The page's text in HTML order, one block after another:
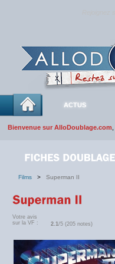
ACTUS
Bienvenue sur AlloDoublage.com
Films > Superman II
Votre avis
sur la VF :
2.1/5 (205 notes)